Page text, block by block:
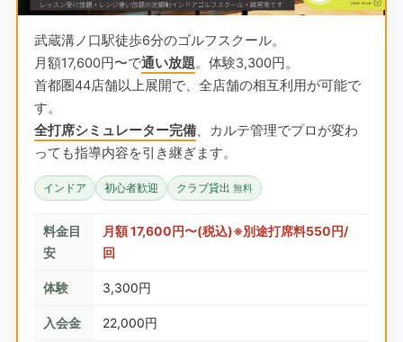
武蔵溝ノ口駅徒歩6分のゴルフスクール。
月額17,600円〜で通い放題。体験3,300円。
首都圏44店舗以上展開で、全店舗の相互利用が可能で
す。
全打席シミュレーター完備、カルテ管理でプロが変わ
っても指導内容を引き継ぎます。
インドア 初心者歓迎 クラブ貸出 無料
料金目
安
月額 17,600円〜(税込)※別途打席料550円/
回
体験 3,300円
入会金 22,000円